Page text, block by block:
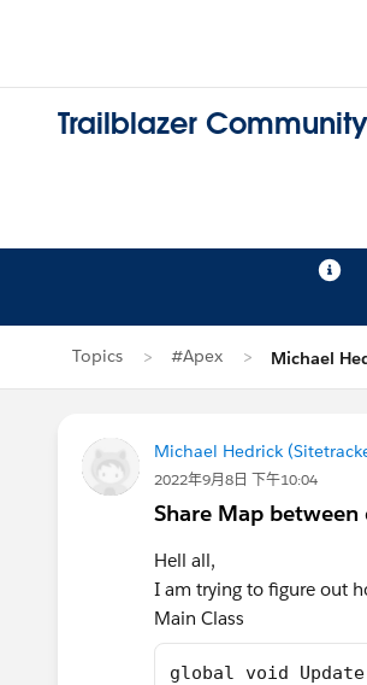
Trailblazer Community
Topics #Apex Michael
Michael Hedrick
2022年9月8日 下午10:04
Share Map between
Hell all,
I am trying to figure out
Main Class
global void